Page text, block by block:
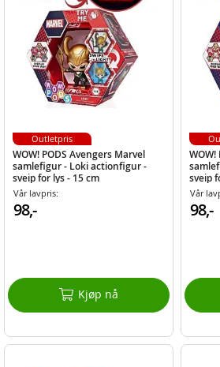
WOW! PODS Avengers Marvel
samlefigur - Loki actionfigur -
sveip for lys - 15 cm
Vår lavpris:
98,-
Kjøp nå
Outletpris
sveip
Vår
98,-